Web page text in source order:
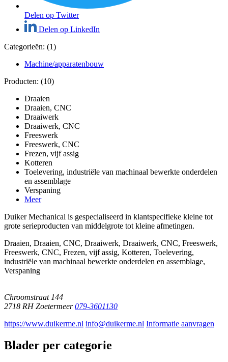
Delen op Twitter
Delen op LinkedIn
Categorieën: (1)
Machine/apparatenbouw
Producten: (10)
Draaien
Draaien, CNC
Draaiwerk
Draaiwerk, CNC
Freeswerk
Freeswerk, CNC
Frezen, vijf assig
Kotteren
Toelevering, industriële van machinaal bewerkte onderdelen
en assemblage
Verspaning
Meer
Duiker Mechanical is gespecialiseerd in klantspecifieke kleine tot
grote serieproducten van middelgrote tot kleine afmetingen.
Draaien, Draaien, CNC, Draaiwerk, Draaiwerk, CNC, Freeswerk,
Freeswerk, CNC, Frezen, vijf assig, Kotteren, Toelevering,
industriële van machinaal bewerkte onderdelen en assemblage,
Verspaning
Chroomstraat 144
2718 RH Zoetermeer 079-3601130
https://www.duikerme.nl info@duikerme.nl Informatie aanvragen
Blader per categorie